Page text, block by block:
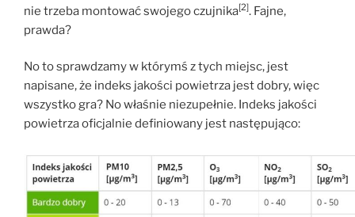
nie trzeba montować swojego czujnika[2]. Fajne,
prawda?
No to sprawdzamy w którymś z tych miejsc, jest
napisane, że indeks jakości powietrza jest dobry, więc
wszystko gra? No właśnie niezupełnie. Indeks jakości
powietrza oficjalnie definiowany jest następująco: